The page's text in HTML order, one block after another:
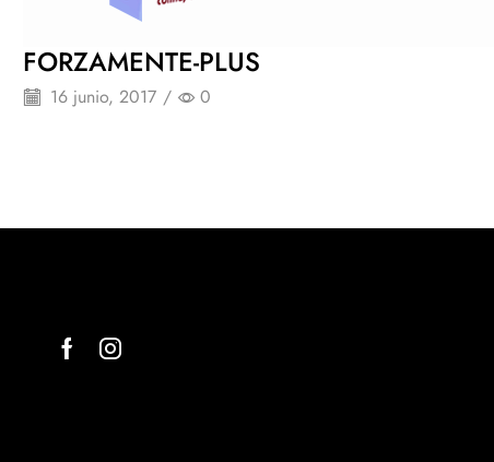
FORZAMENTE-PLUS
16 junio, 2017 / 0